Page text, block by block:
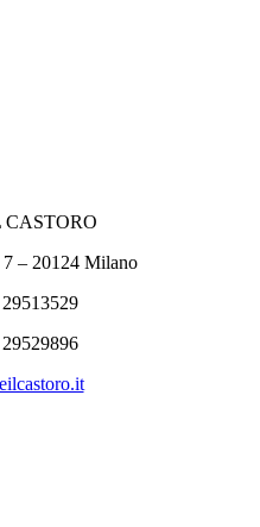
– 20124 Milano